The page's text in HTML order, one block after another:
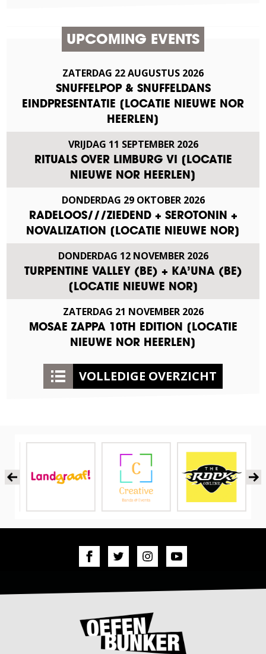
UPCOMING EVENTS
ZATERDAG 22AUGUSTUS 2026
SNUFFELPOP & SNUFFELDANS
EINDPRESENTATIE [LOCATIE NIEUWE NOR
HEERLEN]
VRIJDAG 11 SEPTEMBER 2026
RITUALS OVER LIMBURG VI [LOCATIE
NIEUWE NOR HEERLEN]
DONDERDAG 29 OKTOBER 2026
RADELOOS///ZIEDEND + SEROTONIN +
NOVALIZATION [LOCATIE NIEUWE NOR]
DONDERDAG 12 NOVEMBER 2026
TURPENTINE VALLEY (BE) + KA’UNA (BE)
[LOCATIE NIEUWE NOR]
ZATERDAG 21 NOVEMBER 2026
MOSAE ZAPPA 10TH EDITION [LOCATIE
NIEUWE NOR HEERLEN]
VOLLEDIGE OVERZICHT